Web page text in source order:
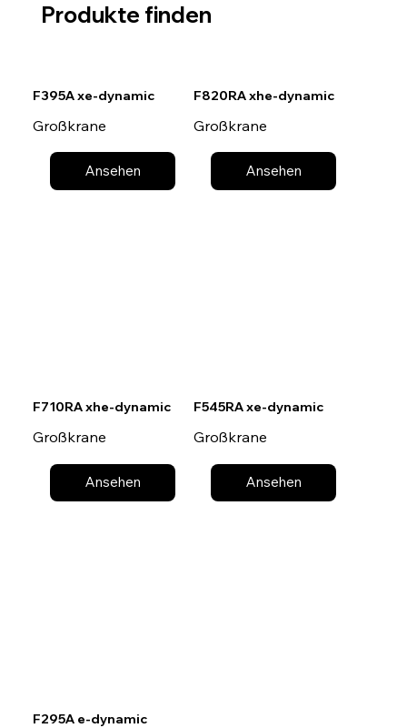
Produkte finden
F395A xe-dynamic
Großkrane
Ansehen
F820RA xhe-dynamic
Großkrane
Ansehen
F710RA xhe-dynamic
Großkrane
Ansehen
F545RA xe-dynamic
Großkrane
Ansehen
F295A e-dynamic